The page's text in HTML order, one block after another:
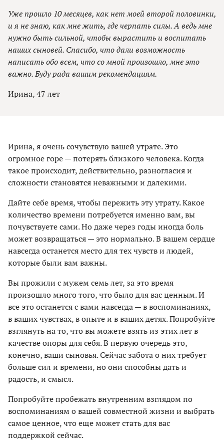
Уже прошло 10 месяцев, как нет моей второй половинки,
и я не знаю, как мне жить, где черпать силы. А ведь мне
нужно быть сильной, чтобы вырастить и воспитать
наших сыновей. Спасибо, что дали возможность
написать обо всем, что со мной произошло, мне это
важно. Буду рада вашим рекомендациям.
Ирина, 47 лет
Ирина, я очень сочувствую вашей утрате. Это
огромное горе — потерять близкого человека. Когда
такое происходит, действительно, разногласия и
сложности становятся неважными и далекими.
Дайте себе время, чтобы пережить эту утрату. Какое
количество времени потребуется именно вам, вы
почувствуете сами. Но даже через годы иногда боль
может возвращаться — это нормально. В вашем сердце
навсегда останется место для тех чувств и людей,
которые были вам важны.
Вы прожили с мужем семь лет, за это время
произошло много того, что было для вас ценным. И
все это останется с вами навсегда — в воспоминаниях,
в ваших чувствах, в опыте и в ваших детях. Попробуйте
взглянуть на то, что вы можете взять из этих лет в
качестве опоры для себя. В первую очередь это,
конечно, ваши сыновья. Сейчас забота о них требует
больше сил и времени, но они способны дать и
радость, и смысл.
Попробуйте пробежать внутренним взглядом по
воспоминаниям о вашей совместной жизни и выбрать
самое ценное, что еще может стать для вас
поддержкой сейчас.